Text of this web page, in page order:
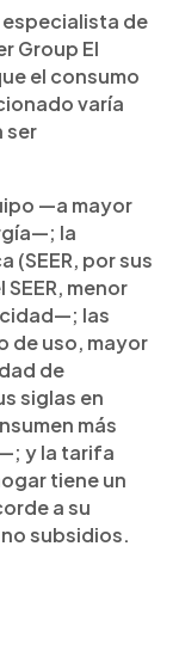
de
Group El
el consumo
varía
ser
—a mayor
la
por sus
menor
las
de uso, mayor
de
siglas en
más
y la tarifa
tiene un
a su
subsidios.